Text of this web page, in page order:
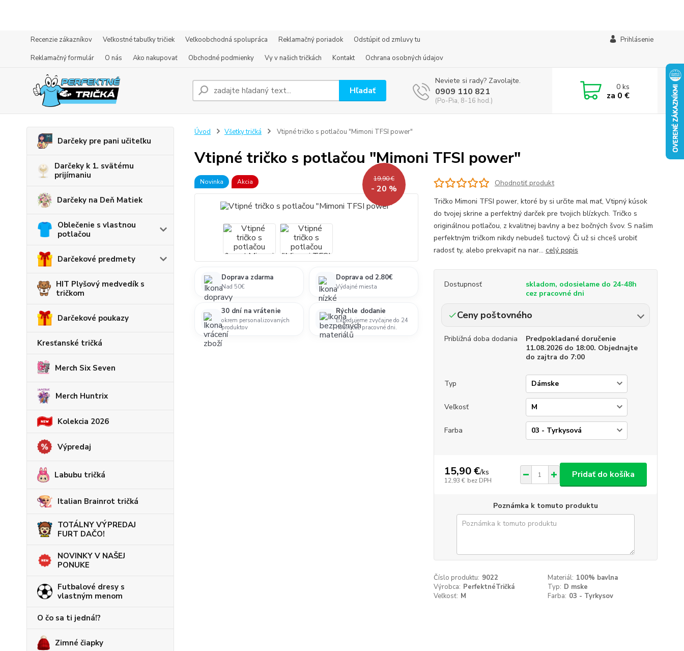
Recenzie zákazníkov Veľkostné tabuľky tričiek Veľkoobchodná spolupráca Reklamačný poriadok
Odstúpiť od zmluvy tu
Reklamačný formulár
O nás Ako nakupovať Obchodné podmienky Vy v našich tričkách Kontakt Ochrana osobných údajov
Prihlásenie
Hľadať
Neviete si rady? Zavolajte.
0909 110 821
(Po-Pia, 8-16 hod.)
0ks
za 0 €
Darčeky pre pani učiteľku
Darčeky k 1. svätému
prijímaniu
Darčeky na Deň Matiek
Oblečenie s vlastnou
potlačou
Darčekové predmety
HIT Plyšový medvedík s
tričkom
Darčekové poukazy
Kresťanské tričká
Merch Six Seven
Merch Huntrix
Kolekcia 2026
Výpredaj
Labubu tričká
Italian Brainrot tričká
TOTÁLNY VÝPREDAJ
FURT DAČO!
NOVINKY V NAŠEJ
PONUKE
Futbalové dresy s
vlastným menom
O čo sa ti jedná!?
Zimné čiapky
Úvod Všetky tričká Vtipné tričko s potlačou "Mimoni TFSI power"
Vtipné tričko s potlačou "Mimoni TFSI power"
Novinka Akcia 19,90 €
- 20 %
Doprava zdarma
Nad 50€
Doprava od 2.80€
Výdajné miesta
30 dní na vrátenie
okrem personalizovaných
produktov
Rýchle dodanie
Expedujeme zvyčajne do 24
hodín cez pracovné dni.
Ohodnotiť produkt
Tričko Mimoni TFSI power, ktoré by si určite mal mať, Vtipný kúsok
do tvojej skrine a perfektný darček pre tvojich blízkych. Tričko s
originálnou potlačou, z kvalitnej bavlny a bez bočných švov. S našim
perfektným tričkom nikdy nebudeš tuctový. Či už si chceš urobiť
radosť ty, alebo prekvapiť na nar... celý popis
Dostupnosť
skladom, odosielame do 24-48h
cez pracovné dni
Ceny poštovného
Približná doba dodania
Predpokladané doručenie
11.08.2026 do 18:00. Objednajte
do zajtra do 7:00
Typ
Veľkosť
Farba
15,90 €/ks
12,93 € bez DPH
Pridať do košíka
Poznámka k tomuto produktu
Číslo produktu: 9022 Materiál: 100% bavlna
Výrobca: PerfektnéTričká Typ: D mske
Veľkosť: M Farba: 03 - Tyrkysov